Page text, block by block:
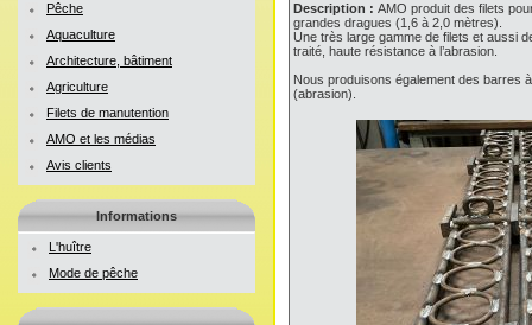
Pêche
Aquaculture
Architecture, bâtiment
Agriculture
Filets de manutention
AMO et les médias
Avis clients
Informations
L'huître
Mode de pêche
Description : AMO produit des filets
grandes dragues (1,6 à 2,0 mètres).
Une très large gamme de filets et aussi
traité, haute résistance à l’abrasion.
Nous produisons également des barres
(abrasion).